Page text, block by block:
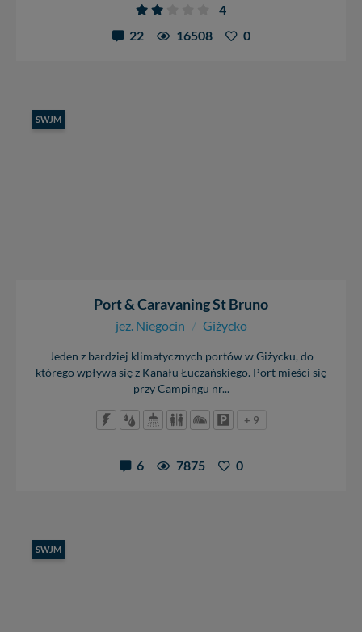
4
22
16508 0
SWJM
Port & Caravaning St Bruno
jez. Niegocin / Giżycko
Jeden z bardziej klimatycznych portów w Giżycku, do
którego wpływa się z Kanału Łuczańskiego. Port mieści się
przy Campingu nr...
+ 9
6 7875 0
SWJM